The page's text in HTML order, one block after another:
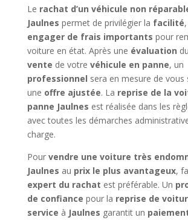
Le rachat d’un véhicule non
Jaulnes permet de privilégier la facilité
engager de frais importants pour
voiture en état. Après une évaluation du
vente de votre véhicule en panne, un
professionnel sera en mesure de
une offre ajustée. La reprise de la
panne Jaulnes est réalisée dans les
avec toutes les démarches
charge.
Pour vendre une voiture très
Jaulnes au prix le plus avantageux,
expert du rachat est préférable. Un
de confiance pour la reprise de
service à Jaulnes garantit un